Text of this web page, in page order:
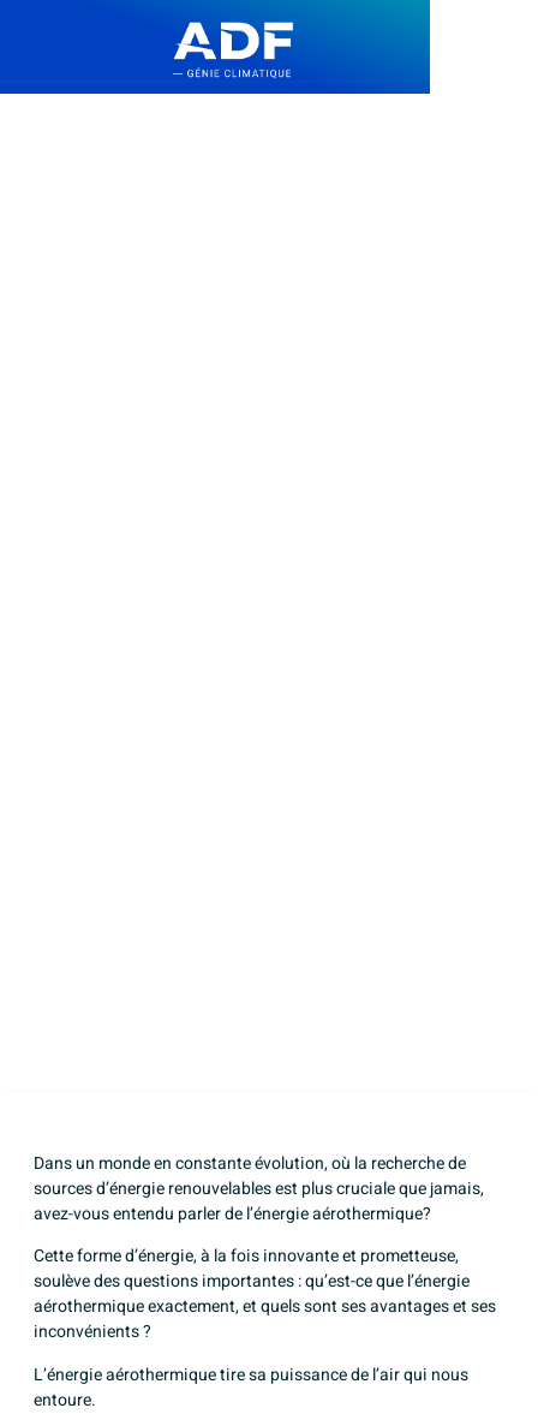
Dans un monde en constante évolution, où la recherche de
sources d’énergie renouvelables est plus cruciale que jamais,
avez-vous entendu parler de l’énergie aérothermique?
Cette forme d’énergie, à la fois innovante et prometteuse,
soulève des questions importantes : qu’est-ce que l’énergie
aérothermique exactement, et quels sont ses avantages et ses
inconvénients ?
L’énergie aérothermique tire sa puissance de l’air qui nous
entoure.